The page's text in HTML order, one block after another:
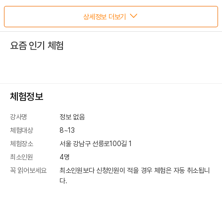
상세정보 더보기
요즘 인기 체험
체험정보
강사명
정보 없음
체험대상
8~13
체험장소
서울 강남구 선릉로100길 1
최소인원
4명
꼭 읽어보세요
최소인원보다 신청인원이 적을 경우 체험은 자동 취소됩니
다.